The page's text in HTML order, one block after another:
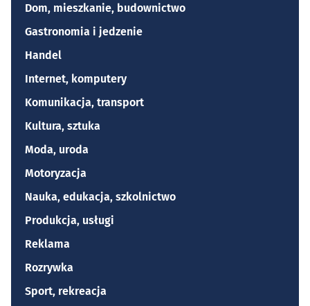
Dom, mieszkanie, budownictwo
Gastronomia i jedzenie
Handel
Internet, komputery
Komunikacja, transport
Kultura, sztuka
Moda, uroda
Motoryzacja
Nauka, edukacja, szkolnictwo
Produkcja, usługi
Reklama
Rozrywka
Sport, rekreacja